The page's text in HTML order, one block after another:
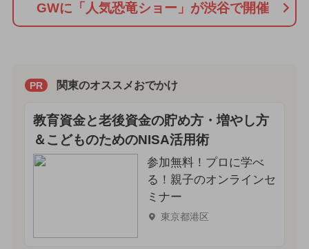
GWに「人気恐竜ショー」が渋谷で開催
PR 関東のオススメおでかけ
教育資金と老後資金の貯め方・増やし方
＆こどものためのNISA活用術
参加無料！プロに学べ
る！親子のオンラインセ
ミナー
東京都港区